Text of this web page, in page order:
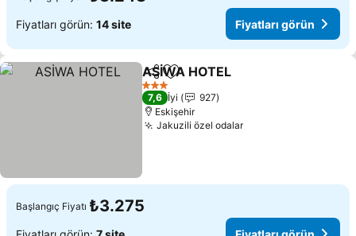
Fiyatları görün: 14 site Fiyatları görün
PaylaşFavorilerime ekle
ASİWA HOTEL
3 Yıldız
7,6 İyi
927
Eskişehir
Jakuzili özel odalarFiyatları görün
Başlangıç Fiyatı ₺3.275